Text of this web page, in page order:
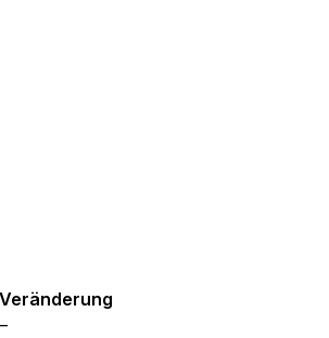
Veränderung
–